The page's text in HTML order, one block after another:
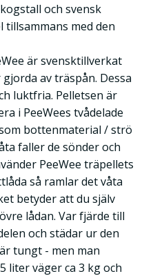
och svensk
tillsammans med den
är svensktillverkat
av träspån. Dessa
luktfria. Pelletsen är
i PeeWees tvådelade
bottenmaterial / strö
faller de sönder och
PeeWee träpellets
så ramlar det våta
betyder att du själv
lådan. Var fjärde till
och städar ur den
tungt - men man
liter väger ca 3 kg och